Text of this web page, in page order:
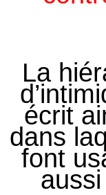
La
écrit
dans
font